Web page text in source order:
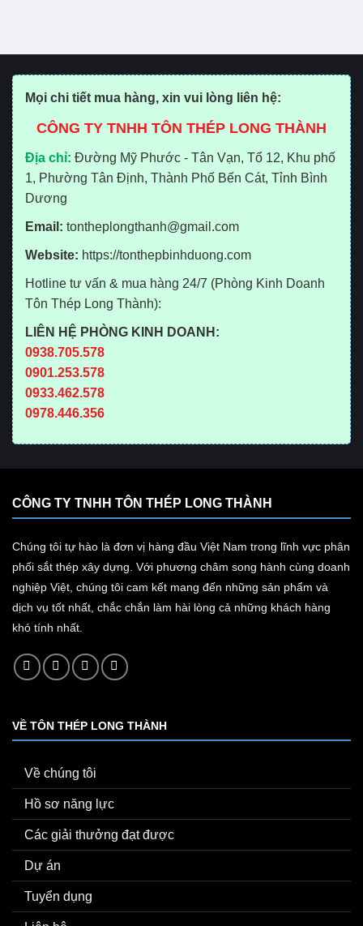
Mọi chi tiết mua hàng, xin vui lòng liên hệ:
CÔNG TY TNHH TÔN THÉP LONG THÀNH
Địa chỉ: Đường Mỹ Phước - Tân Vạn, Tổ 12, Khu phố
1, Phường Tân Định, Thành Phố Bến Cát, Tỉnh Bình
Dương
Email: tontheplongthanh@gmail.com
Website: https://tonthepbinhduong.com
Hotline tư vấn & mua hàng 24/7 (Phòng Kinh Doanh
Tôn Thép Long Thành):
LIÊN HỆ PHÒNG KINH DOANH:
0938.705.578
0901.253.578
0933.462.578
0978.446.356
CÔNG TY TNHH TÔN THÉP LONG THÀNH
Chúng tôi tự hào là đơn vị hàng đầu Việt Nam trong lĩnh vực phân
phối sắt thép xây dựng. Với phương châm song hành cùng doanh
nghiệp Việt, chúng tôi cam kết mang đến những sản phẩm và
dịch vụ tốt nhất, chắc chắn làm hài lòng cả những khách hàng
khó tính nhất.
VỀ TÔN THÉP LONG THÀNH
Về chúng tôi
Hồ sơ năng lực
Các giải thưởng đạt được
Dự án
Tuyển dụng